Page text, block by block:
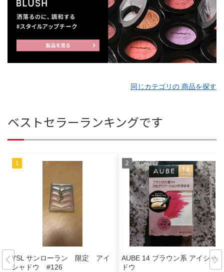
同じカテゴリの 商品を探す
ベストセラーランキングです
YSL サンローラン 限定 アイ
シャドウ #126
AUBE 14 ブラウン系 アイシャ
ドウ